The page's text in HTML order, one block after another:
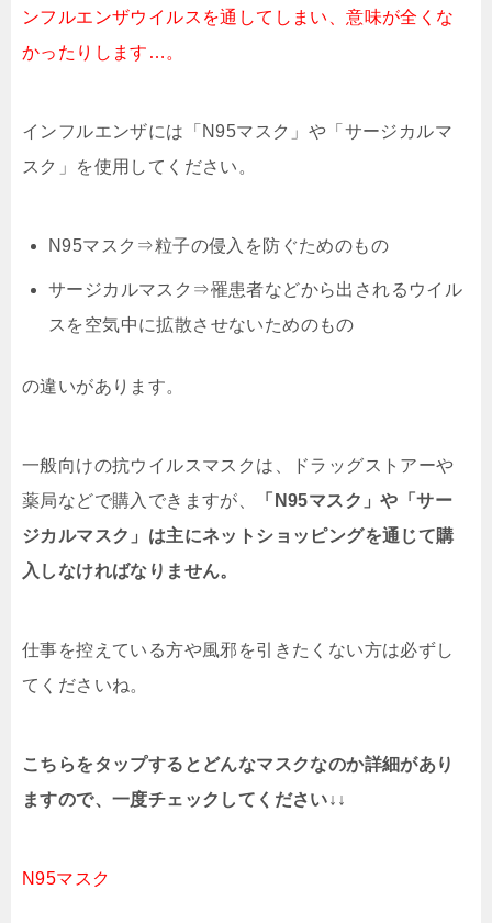
ンフルエンザウイルスを通してしまい、意味が全くな
かったりします…。
インフルエンザには「N95マスク」や「サージカルマ
スク」を使用してください。
N95マスク⇒粒子の侵入を防ぐためのもの
サージカルマスク⇒罹患者などから出されるウイル
スを空気中に拡散させないためのもの
の違いがあります。
一般向けの抗ウイルスマスクは、ドラッグストアーや
薬局などで購入できますが、
「N95マスク」や「サー
ジカルマスク」は主にネットショッピングを通じて購
入しなければなりません。
仕事を控えている方や風邪を引きたくない方は必ずし
てくださいね。
こちらをタップするとどんなマスクなのか詳細があり
ますので、一度チェックしてください↓↓
N95マスク